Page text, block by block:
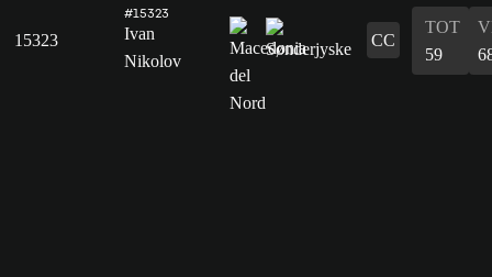
15323
#15323
Ivan
Nikolov
CC
TOT
59